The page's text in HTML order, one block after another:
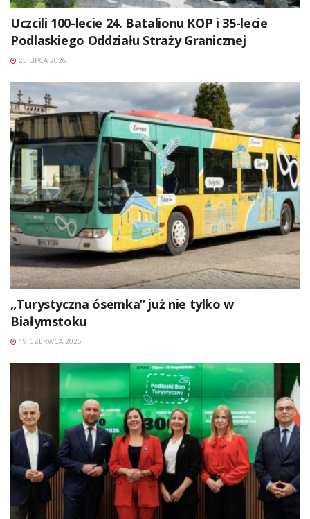
Uczcili 100-lecie 24. Batalionu KOP i 35-lecie
Podlaskiego Oddziału Straży Granicznej
25 LIPCA 2026
„Turystyczna ósemka” już nie tylko w
Białymstoku
19 CZERWCA 2026